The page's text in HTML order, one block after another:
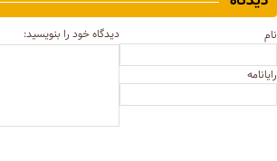
نام
رایانامه
دیدگاه خود را بنویسید: